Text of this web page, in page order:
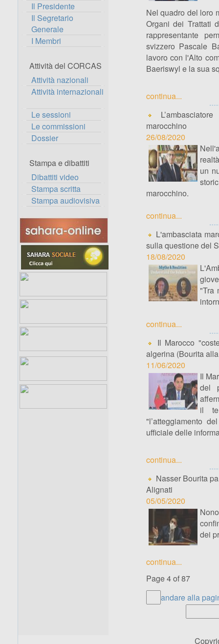
Il Presidente
Il Segretario
Generale
I Membri
Attività del CORCAS
Attività nazionali
Attività internazionali
Le sessioni
Le commissioni
Dossier
Stampa e dibattiti
Dibattiti video
Stampa scritta
Stampa audiovisiva
Nel quadro del loro
Organi dei Trattati
rappresentante
svizzero Pascale
lavoro con l'Alto
Baeriswyl e la sua
continua...
marocchino
26/08/2020
un
marocchino.
continua...
L'ambasciata
sulla questione del
18/08/2020
"Tra
continua...
Il Marocco
algerina (Bourita
11/06/2020
Il
del
il
"l’atteggiamento
ufficiale delle
continua...
Nasser Bourita
Alignati
05/05/2020
dei
continua...
Page 4 of 87
andare alla